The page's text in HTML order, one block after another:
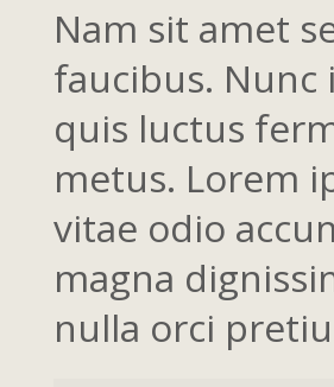
Nam sit amet
faucibus. Nunc
quis luctus
metus. Lorem
vitae odio
magna
nulla orci